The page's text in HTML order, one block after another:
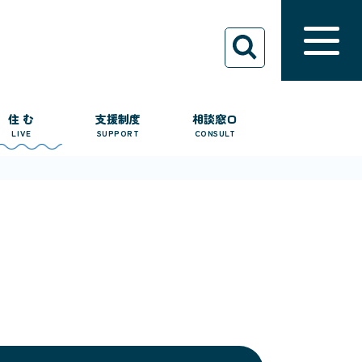
住 む
LIVE
支援制度
SUPPORT
相談窓口
CONSULT